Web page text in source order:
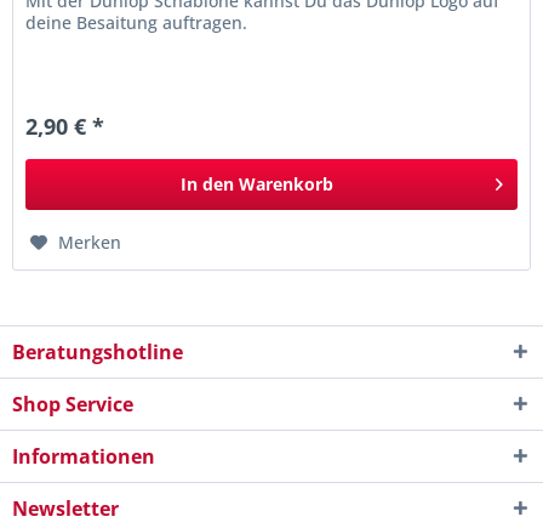
deine Besaitung auftragen.
2,90 € *
In den Warenkorb
Merken
Beratungshotline
Shop Service
Informationen
Newsletter